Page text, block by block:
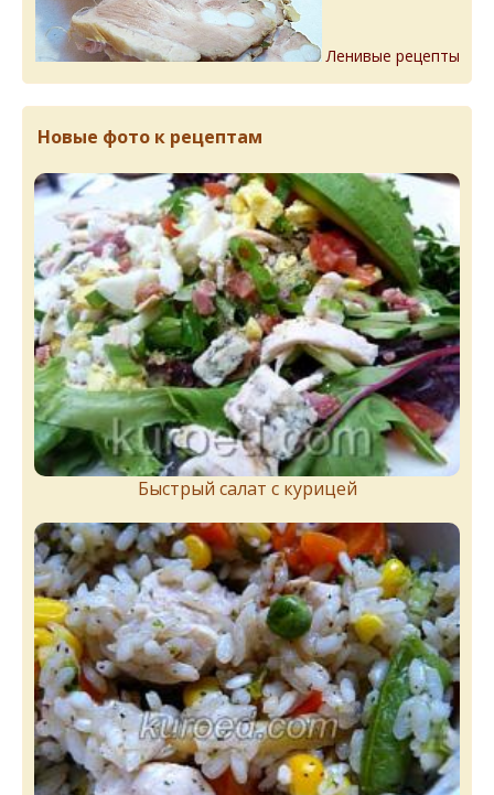
Ленивые рецепты
Новые фото к рецептам
Быстрый салат с курицей